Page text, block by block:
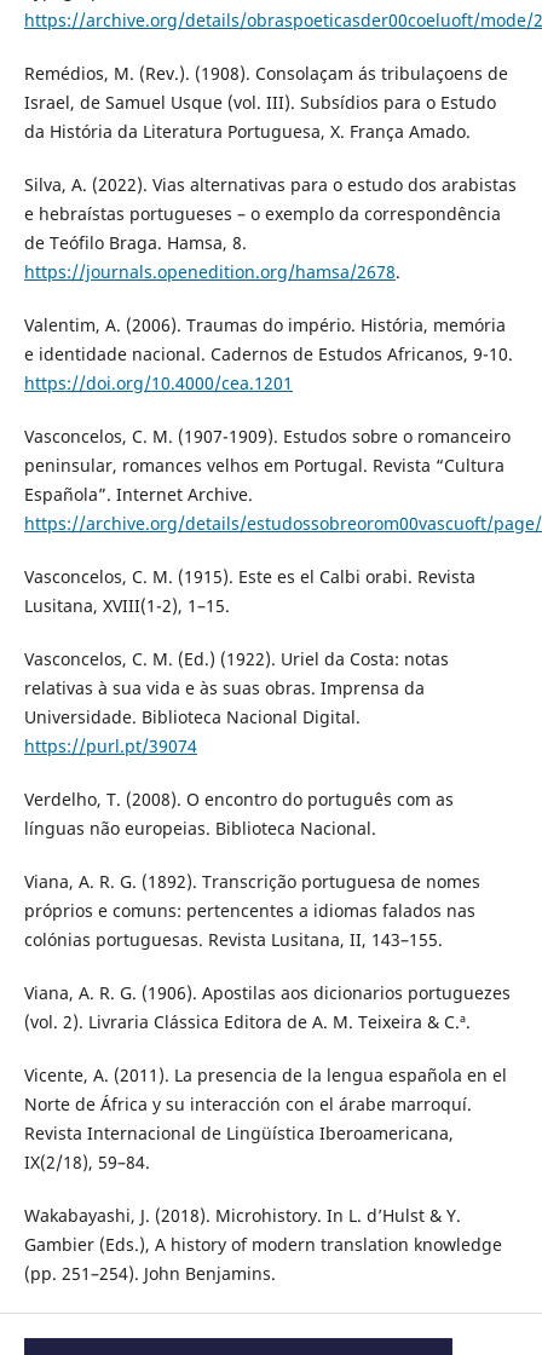
https://archive.org/details/obraspoeticasder00coeluoft/mode/
Remédios, M. (Rev.). (1908). Consolaçam ás tribulaçoens de
Israel, de Samuel Usque (vol. III). Subsídios para o Estudo
da História da Literatura Portuguesa, X. França Amado.
Silva, A. (2022). Vias alternativas para o estudo dos arabistas
e hebraístas portugueses – o exemplo da correspondência
de Teófilo Braga. Hamsa, 8.
https://journals.openedition.org/hamsa/2678.
Valentim, A. (2006). Traumas do império. História, memória
e identidade nacional. Cadernos de Estudos Africanos, 9-10.
https://doi.org/10.4000/cea.1201
Vasconcelos, C. M. (1907-1909). Estudos sobre o romanceiro
peninsular, romances velhos em Portugal. Revista “Cultura
Española”. Internet Archive.
https://archive.org/details/estudossobreorom00vascuoft/
Vasconcelos, C. M. (1915). Este es el Calbi orabi. Revista
Lusitana, XVIII(1-2), 1–15.
Vasconcelos, C. M. (Ed.) (1922). Uriel da Costa: notas
relativas à sua vida e às suas obras. Imprensa da
Universidade. Biblioteca Nacional Digital.
https://purl.pt/39074
Verdelho, T. (2008). O encontro do português com as
línguas não europeias. Biblioteca Nacional.
Viana, A. R. G. (1892). Transcrição portuguesa de nomes
próprios e comuns: pertencentes a idiomas falados nas
colónias portuguesas. Revista Lusitana, II, 143–155.
Viana, A. R. G. (1906). Apostilas aos dicionarios portuguezes
(vol. 2). Livraria Clássica Editora de A. M. Teixeira & C.ª.
Vicente, A. (2011). La presencia de la lengua española en el
Norte de África y su interacción con el árabe marroquí.
Revista Internacional de Lingüística Iberoamericana,
IX(2/18), 59–84.
Wakabayashi, J. (2018). Microhistory. In L. d’Hulst & Y.
Gambier (Eds.), A history of modern translation knowledge
(pp. 251–254). John Benjamins.